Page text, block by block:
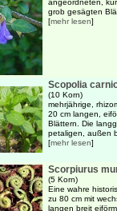
angeordneten,
grob gesägten
[mehr lesen]
Scopolia
(10 Korn)
mehrjährige,
20 cm langen,
Blättern. Die
petaligen, außen
[mehr lesen]
Scorpiurus
(5 Korn)
Eine wahre
zu 80 cm mit
langen breit